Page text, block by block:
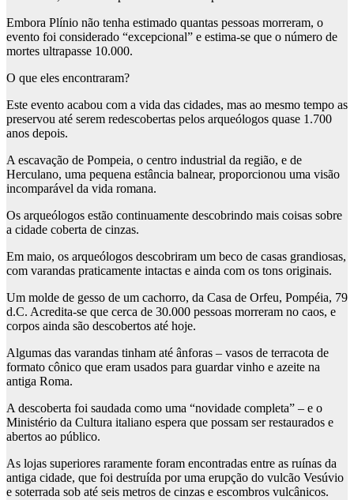
Embora Plínio não tenha estimado quantas pessoas morreram, o
evento foi considerado “excepcional” e estima-se que o número de
mortes ultrapasse 10.000.
O que eles encontraram?
Este evento acabou com a vida das cidades, mas ao mesmo tempo as
preservou até serem redescobertas pelos arqueólogos quase 1.700
anos depois.
A escavação de Pompeia, o centro industrial da região, e de
Herculano, uma pequena estância balnear, proporcionou uma visão
incomparável da vida romana.
Os arqueólogos estão continuamente descobrindo mais coisas sobre
a cidade coberta de cinzas.
Em maio, os arqueólogos descobriram um beco de casas grandiosas,
com varandas praticamente intactas e ainda com os tons originais.
Um molde de gesso de um cachorro, da Casa de Orfeu, Pompéia, 79
d.C. Acredita-se que cerca de 30.000 pessoas morreram no caos, e
corpos ainda são descobertos até hoje.
Algumas das varandas tinham até ânforas – vasos de terracota de
formato cônico que eram usados ​​para guardar vinho e azeite na
antiga Roma.
A descoberta foi saudada como uma “novidade completa” – e o
Ministério da Cultura italiano espera que possam ser restaurados e
abertos ao público.
As lojas superiores raramente foram encontradas entre as ruínas da
antiga cidade, que foi destruída por uma erupção do vulcão Vesúvio
e soterrada sob até seis metros de cinzas e escombros vulcânicos.